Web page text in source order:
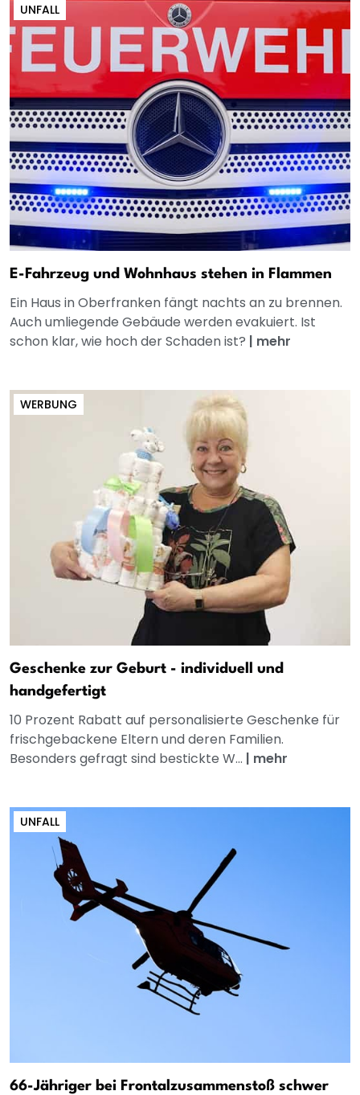
UNFALL
E-Fahrzeug und Wohnhaus stehen in Flammen
Ein Haus in Oberfranken fängt nachts an zu brennen.
Auch umliegende Gebäude werden evakuiert. Ist
schon klar, wie hoch der Schaden ist? | mehr
WERBUNG
Geschenke zur Geburt - individuell und
handgefertigt
10 Prozent Rabatt auf personalisierte Geschenke für
frischgebackene Eltern und deren Familien.
Besonders gefragt sind bestickte W... | mehr
UNFALL
66-Jähriger bei Frontalzusammenstoß schwer